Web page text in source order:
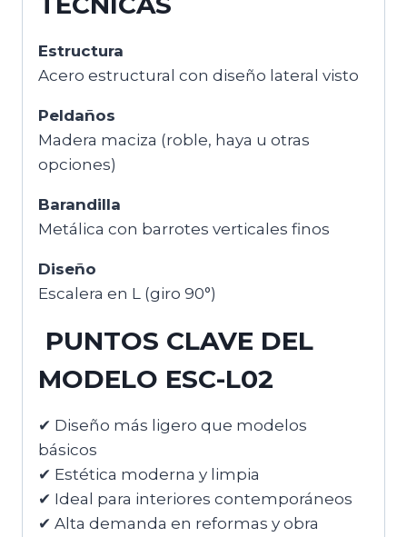
Estructura
Acero estructural con diseño lateral visto
Peldaños
Madera maciza (roble, haya u otras
opciones)
Barandilla
Metálica con barrotes verticales finos
Diseño
Escalera en L (giro 90°)
PUNTOS CLAVE DEL
MODELO ESC-L02
✔ Diseño más ligero que modelos
básicos
✔ Estética moderna y limpia
✔ Ideal para interiores contemporáneos
✔ Alta demanda en reformas y obra